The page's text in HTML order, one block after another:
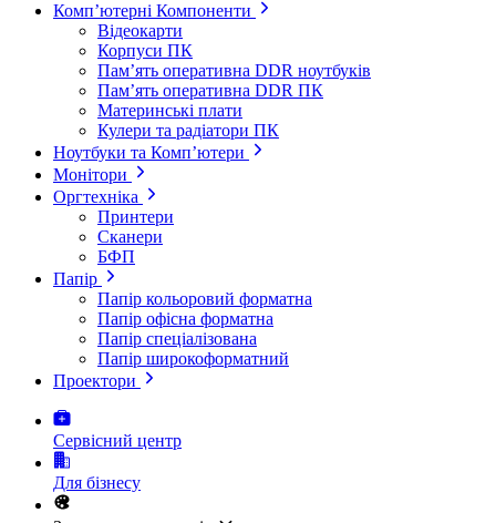
Комп’ютерні Компоненти
Відеокарти
Корпуси ПК
Пам’ять оперативна DDR ноутбуків
Пам’ять оперативна DDR ПК
Материнські плати
Кулери та радіатори ПК
Ноутбуки та Комп’ютери
Монітори
Оргтехніка
Принтери
Сканери
БФП
Папір
Папір кольоровий форматна
Папір офісна форматна
Папір спеціалізована
Папір широкоформатний
Проектори
Сервісний центр
Для бізнесу